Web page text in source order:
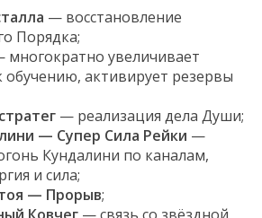
— восстановление
Порядка;
многократно увеличивает
обучению, активирует резервы
— реализация дела Души;
— Супер Сила Рейки —
Кундалини по каналам,
и сила;
— Прорыв;